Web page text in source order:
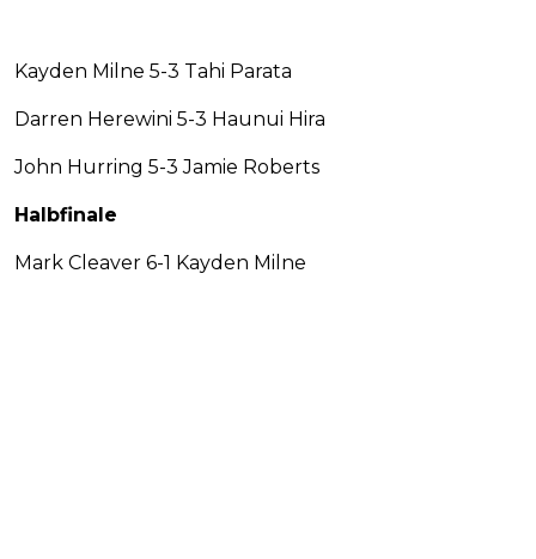
Kayden Milne 5-3 Tahi Parata
Darren Herewini 5-3 Haunui Hira
John Hurring 5-3 Jamie Roberts
Halbfinale
Mark Cleaver 6-1 Kayden Milne